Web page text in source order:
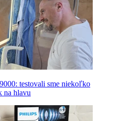
testovali sme niekoľko
na hlavu